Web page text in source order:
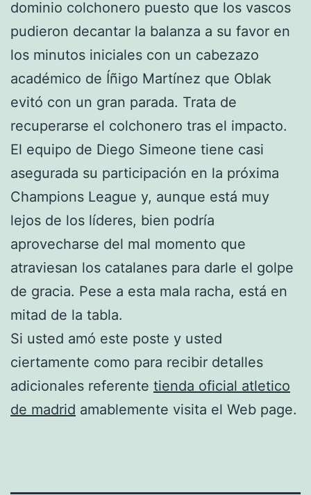
dominio colchonero puesto que los vascos
pudieron decantar la balanza a su favor en
los minutos iniciales con un cabezazo
académico de Íñigo Martínez que Oblak
evitó con un gran parada. Trata de
recuperarse el colchonero tras el impacto.
El equipo de Diego Simeone tiene casi
asegurada su participación en la próxima
Champions League y, aunque está muy
lejos de los líderes, bien podría
aprovecharse del mal momento que
atraviesan los catalanes para darle el golpe
de gracia. Pese a esta mala racha, está en
mitad de la tabla.
Si usted amó este poste y usted
ciertamente como para recibir detalles
adicionales referente tienda oficial atletico
de madrid amablemente visita el Web page.